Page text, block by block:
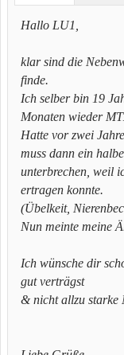
Hallo LU1,
klar sind die
finde.
Ich selber bin 19
Monaten wieder
Hatte vor zwei
muss dann ein
unterbrechen, weil
ertragen konnte.
(Übelkeit,
Nun meinte meine
Ich wünsche dir
gut verträgst
& nicht allzu starke